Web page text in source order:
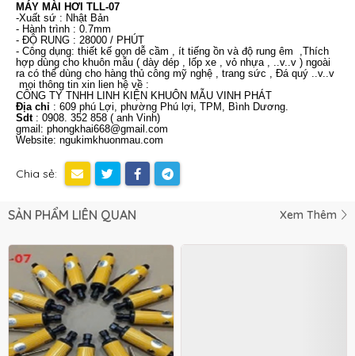
MÁY MÀI HƠI TLL-07
-Xuất sứ : Nhật Bản
- Hành trình : 0.7mm
- ĐỘ RUNG : 28000 / PHÚT
- Công dụng: thiết kế gọn dễ cầm , ít tiếng ồn và độ rung êm ,Thích
hợp dùng cho khuôn mẫu ( dày dép , lốp xe , vỏ nhựa , ..v..v ) ngoài
ra có thể dùng cho hàng thủ công mỹ nghệ , trang sức , Đá quý ..v..v
mọi thông tin xin lien hệ về :
CÔNG TY TNHH LINH KIỆN KHUÔN MẪU VINH PHÁT
Địa chỉ : 609 phú Lợi, phường Phú lợi, TPM, Bình Dương.
Sdt : 0908. 352 858 ( anh Vinh)
gmail: phongkhai668@gmail.com
Website: ngukimkhuonmau.com
Chia sẻ:
SẢN PHẨM LIÊN QUAN Xem Thêm